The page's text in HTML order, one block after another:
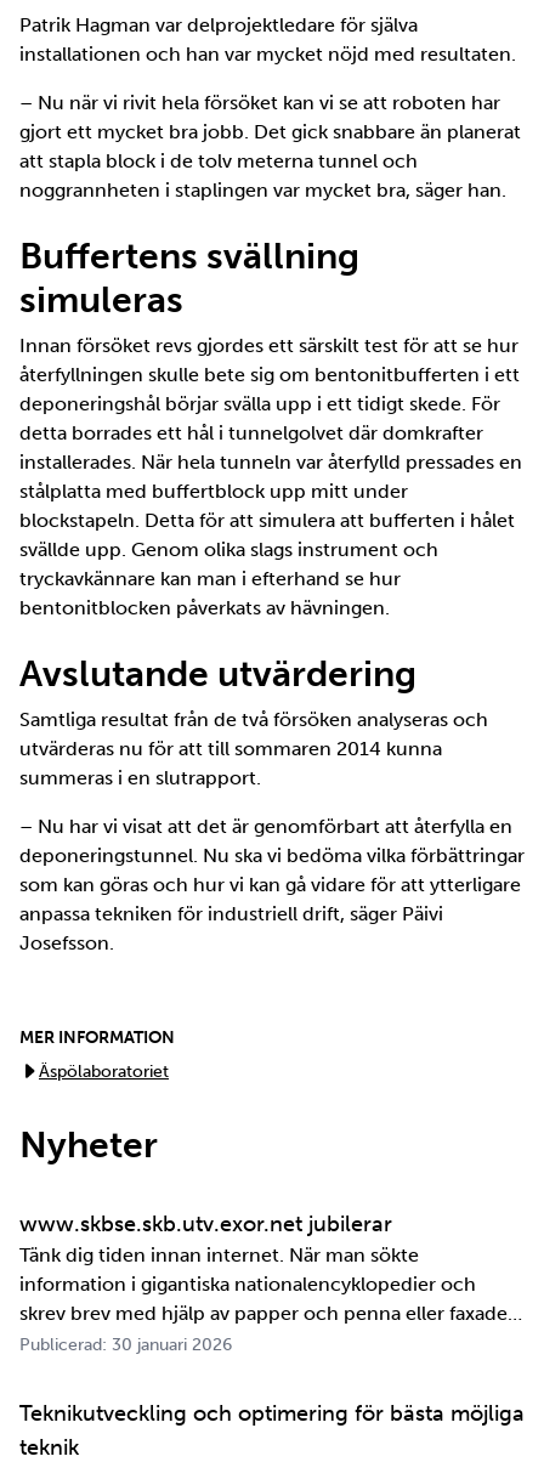
Patrik Hagman var delprojektledare för själva
installationen och han var mycket nöjd med resultaten.
– Nu när vi rivit hela försöket kan vi se att roboten har
gjort ett mycket bra jobb. Det gick snabbare än planerat
att stapla block i de tolv meterna tunnel och
noggrannheten i staplingen var mycket bra, säger han.
Buffertens svällning
simuleras
Innan försöket revs gjordes ett särskilt test för att se hur
återfyllningen skulle bete sig om bentonitbufferten i ett
deponeringshål börjar svälla upp i ett tidigt skede. För
detta borrades ett hål i tunnelgolvet där domkrafter
installerades. När hela tunneln var återfylld pressades en
stålplatta med buffertblock upp mitt under
blockstapeln. Detta för att simulera att bufferten i hålet
svällde upp. Genom olika slags instrument och
tryckavkännare kan man i efterhand se hur
bentonitblocken påverkats av hävningen.
Avslutande utvärdering
Samtliga resultat från de två försöken analyseras och
utvärderas nu för att till sommaren 2014 kunna
summeras i en slutrapport.
– Nu har vi visat att det är genomförbart att återfylla en
deponeringstunnel. Nu ska vi bedöma vilka förbättringar
som kan göras och hur vi kan gå vidare för att ytterligare
anpassa tekniken för industriell drift, säger Päivi
Josefsson.
MER INFORMATION
Äspölaboratoriet
Nyheter
www.skbse.skb.utv.exor.net jubilerar
Tänk dig tiden innan internet. När man sökte
information i gigantiska nationalencyklopedier och
skrev brev med hjälp av papper och penna eller faxade
om ett meddelande skulle fram snabbt. Det är inte
perspektiv i alla fall. För oss på SKB är det …
Publicerad: 30 januari 2026
Teknikutveckling och optimering för bästa möjliga
teknik